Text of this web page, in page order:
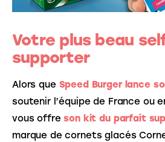
Votre plus beau
supporter
Alors que Speed Burger lance
soutenir l’équipe de France ou
vous offre son kit du parfait
marque de cornets glacés